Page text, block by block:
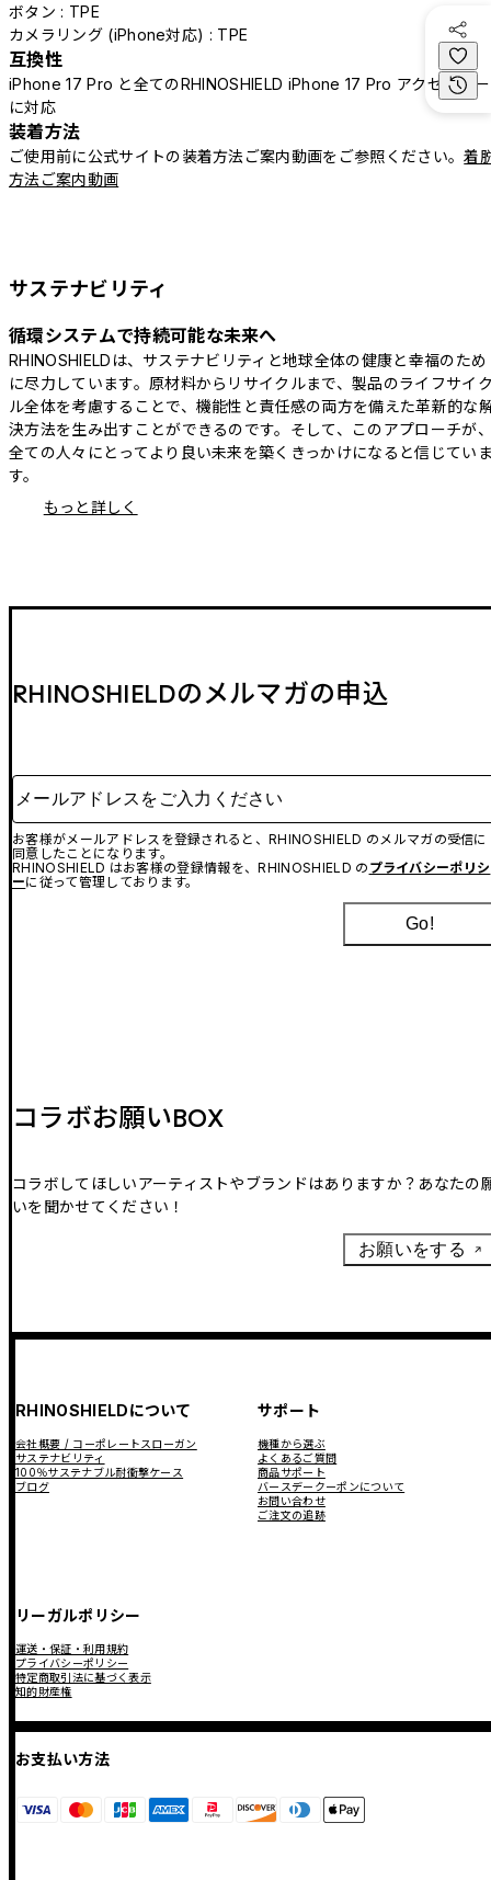
ボタン : TPE
カメラリング (iPhone対応) : TPE
互換性
iPhone 17 Pro と全てのRHINOSHIELD iPhone 17 Pro アクセサリー
に対応
装着方法
ご使用前に公式サイトの装着方法ご案内動画をご参照ください。着
方法ご案内動画
サステナビリティ
循環システムで持続可能な未来へ
RHINOSHIELDは、サステナビリティと地球全体の健康と幸福のため
に尽力しています。原材料からリサイクルまで、製品のライフサイ
ル全体を考慮することで、機能性と責任感の両方を備えた革新的な
決方法を生み出すことができるのです。そして、このアプローチが
全ての人々にとってより良い未来を築くきっかけになると信じてい
す。
もっと詳しく
RHINOSHIELDのメルマガの申込
メールアドレスをご入力ください
お客様がメールアドレスを登録されると、RHINOSHIELD のメルマガの受信に
同意したことになります。
RHINOSHIELD はお客様の登録情報を、RHINOSHIELD の プライバシーポリシ
ーに従って管理しております。
Go!
コラボお願いBOX
コラボしてほしいアーティストやブランドはありますか？あなたの
いを聞かせてください！
お願いをする
RHINOSHIELDについて
会社概要 / コーポレートスローガン
サステナビリティ
100％サステナブル耐衝撃ケース
ブログ
サポート
機種から選ぶ
よくあるご質問
商品サポート
バースデークーポンについて
お問い合わせ
ご注文の追跡
リーガルポリシー
運送・保証・利用規約
プライバシーポリシー
特定商取引法に基づく表示
知的財産権
お支払い方法